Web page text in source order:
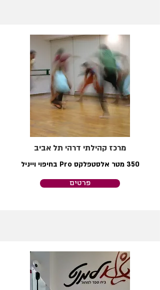
מרכז קהילתי דרהי תל אביב
350 מטר אלסטפלקס Pro בחיפוי וייניל
פרטים